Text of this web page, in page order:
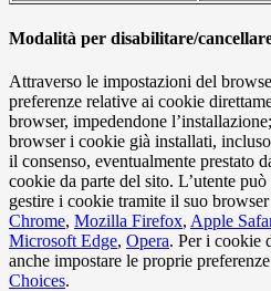
Modalità per disabilitare/
Attraverso le impostazioni del
preferenze relative ai cookie
browser, impedendone
browser i cookie già installati,
il consenso, eventualmente prestato
cookie da parte del sito. L’utente
gestire i cookie tramite il suo
Chrome, Mozilla Firefox, Apple
Microsoft Edge, Opera. Per i cookie
anche impostare le proprie
Choices.